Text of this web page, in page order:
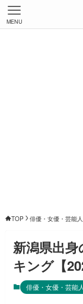
MENU
TOP 俳優・女優・芸能人
新潟県出
キング【
俳優・女優・芸能人